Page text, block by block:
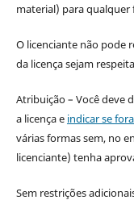
material) para qualquer
O licenciante não pode
da licença sejam
Atribuição – Você deve
a licença e indicar se
várias formas sem, no
licenciante) tenha
Sem restrições